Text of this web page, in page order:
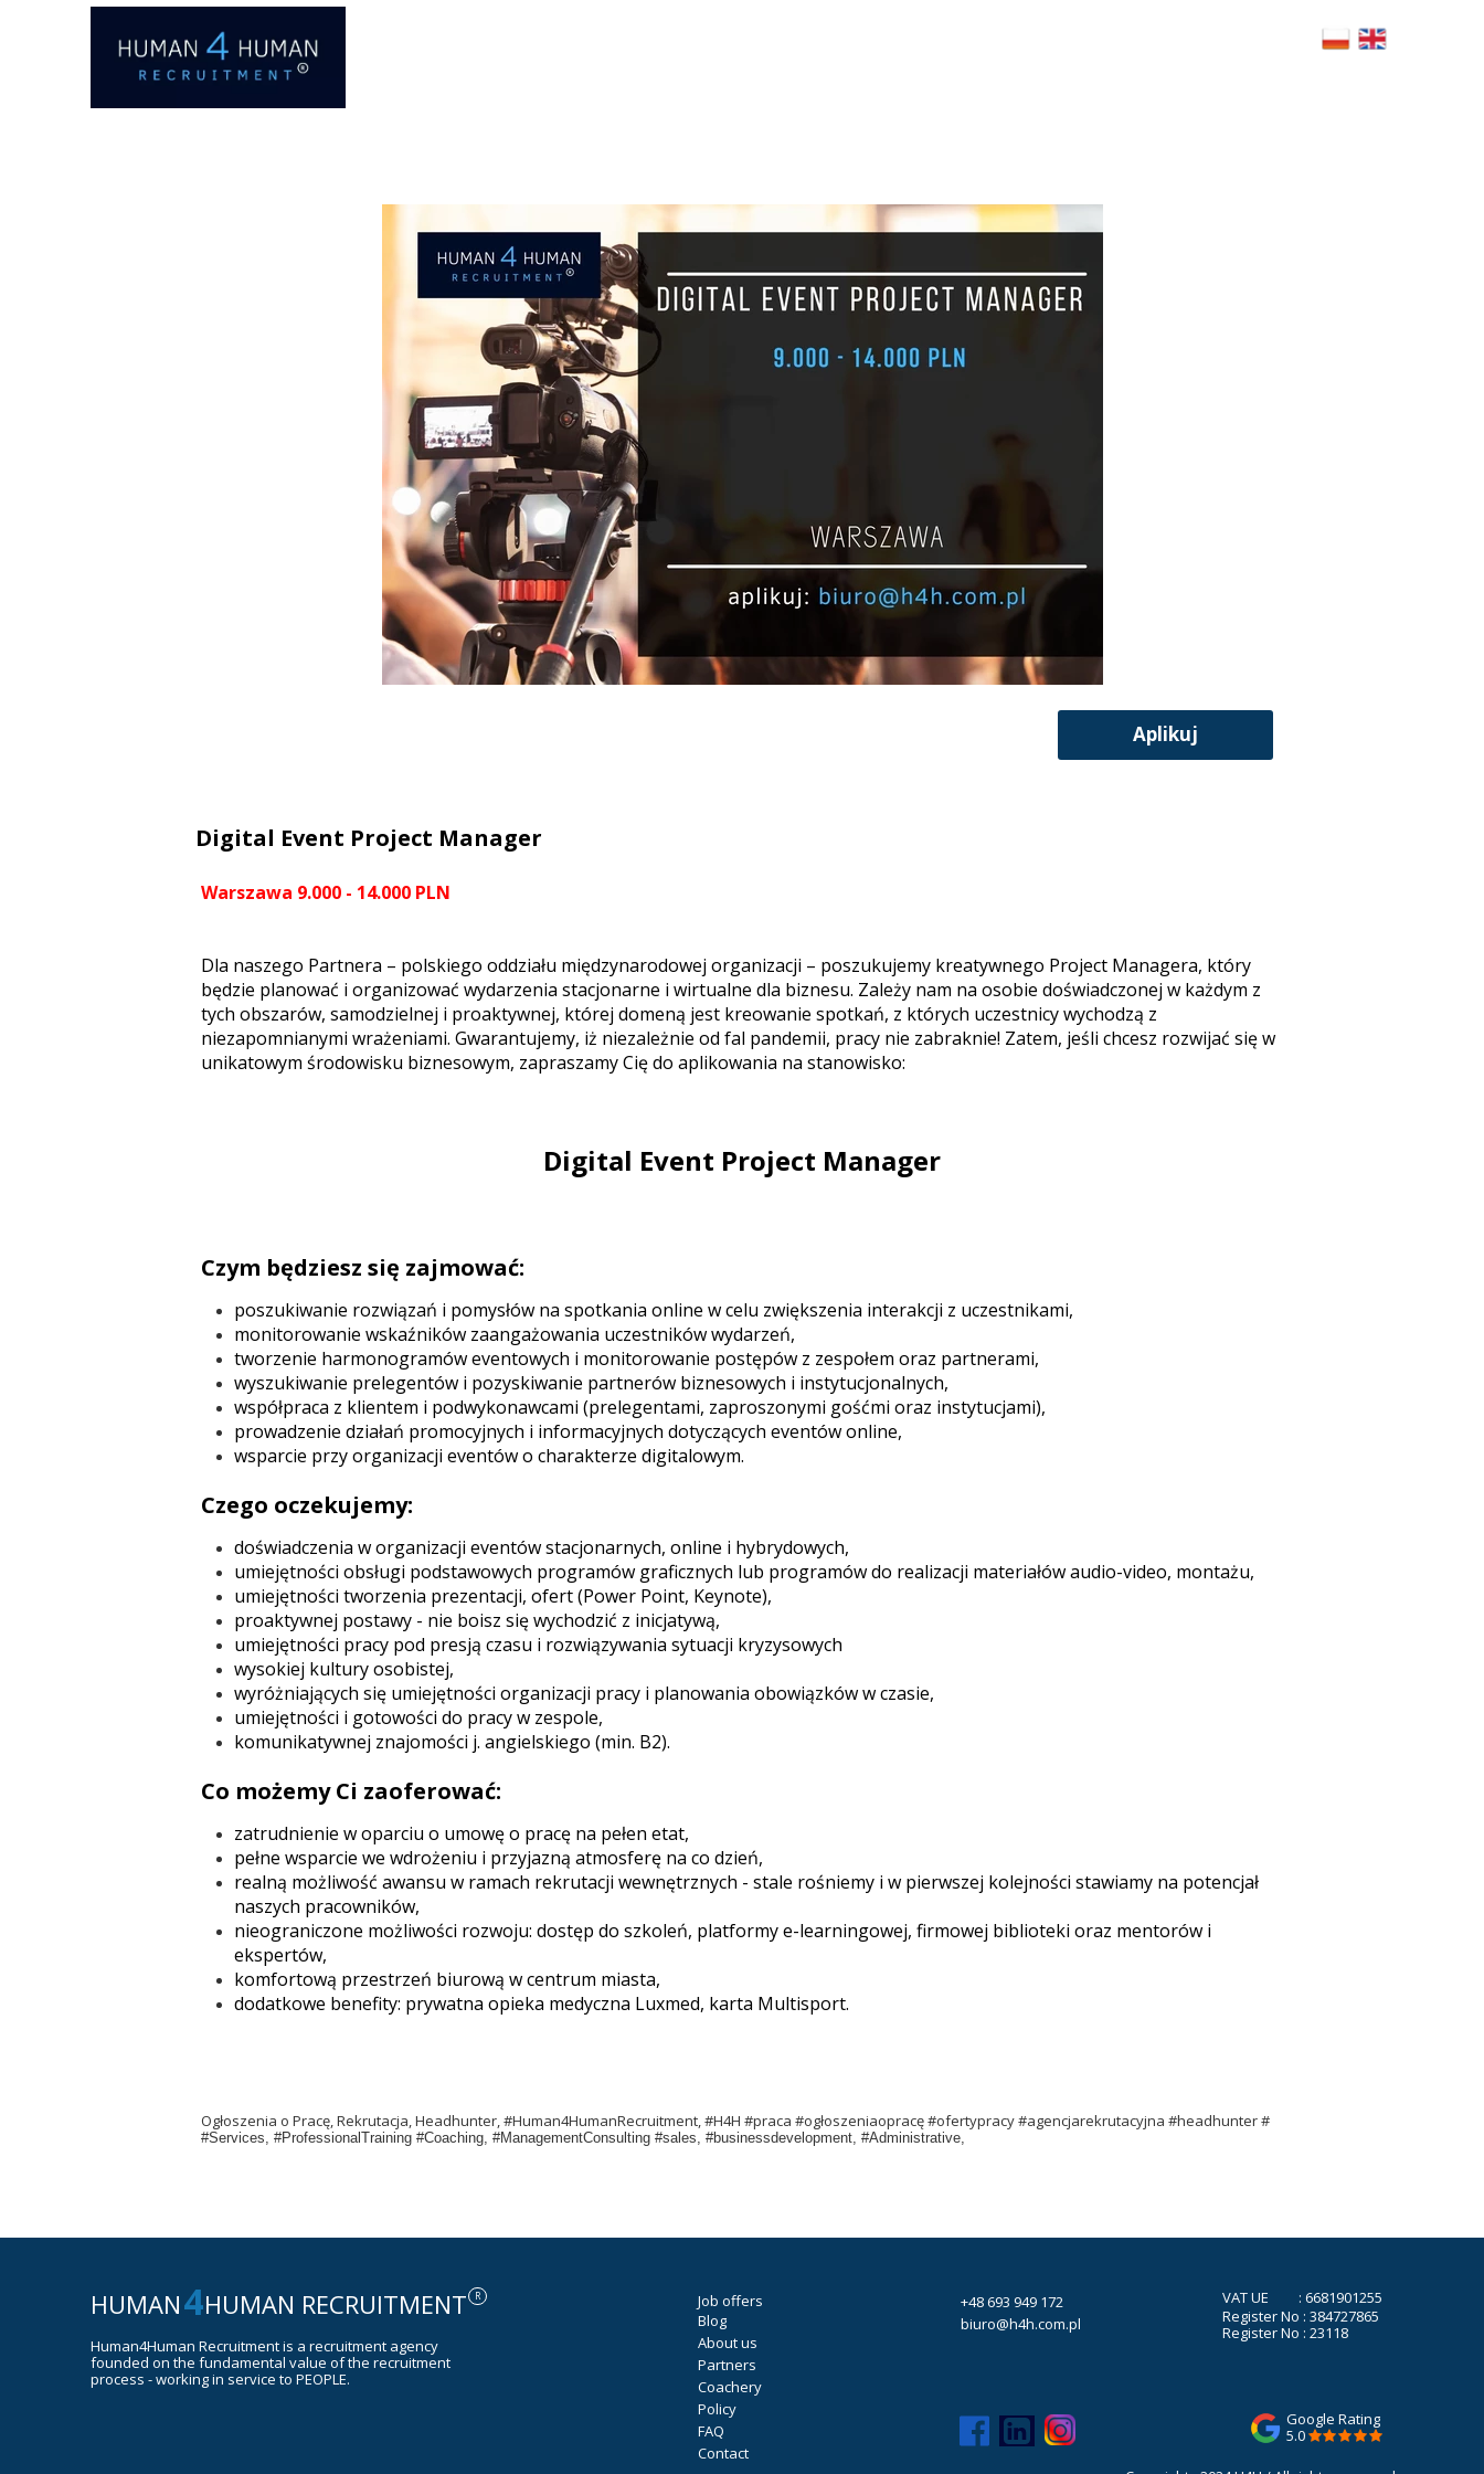
Google Rating
5.0
R
HUMAN RECRUITMENT
4
VAT UE : 6681901255
Register No : 384727865
Register No : 23118
Human4Human Recruitment is a recruitment agency
founded on the fundamental value of the recruitment
process - working in service to PEOPLE.
HUMAN
Job offers
Blog
About us
Partners
Coachery
Policy
FAQ
Contact
+48 693 949 172
biuro@h4h.com.pl
Aplikuj
Warszawa 9.000 - 14.000 PLN
Dla naszego Partnera – polskiego oddziału międzynarodowej organizacji – poszukujemy kreatywnego Project Managera, który
będzie planować i organizować wydarzenia stacjonarne i wirtualne dla biznesu. Zależy nam na osobie doświadczonej w każdym z
tych obszarów, samodzielnej i proaktywnej, której domeną jest kreowanie spotkań, z których uczestnicy wychodzą z
niezapomnianymi wrażeniami. Gwarantujemy, iż niezależnie od fal pandemii, pracy nie zabraknie! Zatem, jeśli chcesz rozwijać się w
unikatowym środowisku biznesowym, zapraszamy Cię do aplikowania na stanowisko:
Digital Event Project Manager
Czym będziesz się zajmować:
poszukiwanie rozwiązań i pomysłów na spotkania online w celu zwiększenia interakcji z uczestnikami,
monitorowanie wskaźników zaangażowania uczestników wydarzeń,
tworzenie harmonogramów eventowych i monitorowanie postępów z zespołem oraz partnerami,
wyszukiwanie prelegentów i pozyskiwanie partnerów biznesowych i instytucjonalnych,
współpraca z klientem i podwykonawcami (prelegentami, zaproszonymi gośćmi oraz instytucjami),
prowadzenie działań promocyjnych i informacyjnych dotyczących eventów online,
wsparcie przy organizacji eventów o charakterze digitalowym.
Czego oczekujemy:
doświadczenia w organizacji eventów stacjonarnych, online i hybrydowych,
umiejętności obsługi podstawowych programów graficznych lub programów do realizacji materiałów audio-video, montażu,
umiejętności tworzenia prezentacji, ofert (Power Point, Keynote),
proaktywnej postawy - nie boisz się wychodzić z inicjatywą,
umiejętności pracy pod presją czasu i rozwiązywania sytuacji kryzysowych
wysokiej kultury osobistej,
wyróżniających się umiejętności organizacji pracy i planowania obowiązków w czasie,
umiejętności i gotowości do pracy w zespole,
komunikatywnej znajomości j. angielskiego (min. B2).
Co możemy Ci zaoferować:
zatrudnienie w oparciu o umowę o pracę na pełen etat,
pełne wsparcie we wdrożeniu i przyjazną atmosferę na co dzień,
realną możliwość awansu w ramach rekrutacji wewnętrznych - stale rośniemy i w pierwszej kolejności stawiamy na potencjał
naszych pracowników,
nieograniczone możliwości rozwoju: dostęp do szkoleń, platformy e-learningowej, firmowej biblioteki oraz mentorów i
ekspertów,
komfortową przestrzeń biurową w centrum miasta,
dodatkowe benefity: prywatna opieka medyczna Luxmed, karta Multisport.
Ogłoszenia o Pracę, Rekrutacja, Headhunter, #Human4HumanRecruitment, #H4H #praca #ogłoszeniaopracę #ofertypracy #agencjarekrutacyjna #headhunter #
#Services, #ProfessionalTraining #Coaching, #ManagementConsulting #sales, #businessdevelopment, #Administrative,
Digital Event Project Manager